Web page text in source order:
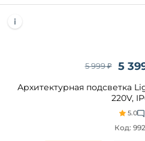
5
5 999 ₽
Архитектурная подсветка
220V,
5.0
Код: